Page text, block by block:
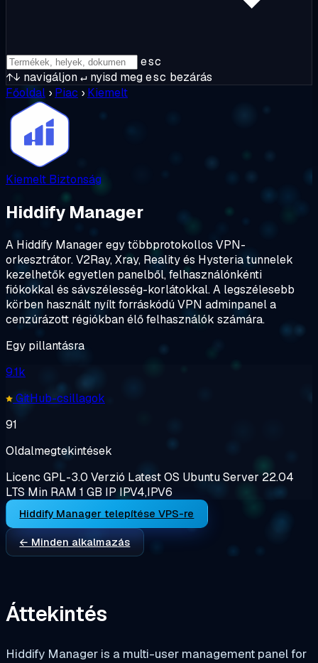
esc
↑↓ navigáljon↵ nyisd megesc bezárás
Főoldal › Piac › Kiemelt
Kiemelt Biztonság
Hiddify Manager
A Hiddify Manager egy többprotokollos VPN-
orkesztrátor. V2Ray, Xray, Reality és Hysteria tunnelek
kezelhetők egyetlen panelből, felhasználónkénti
fiókokkal és sávszélesség-korlátokkal. A legszélesebb
körben használt nyílt forráskódú VPN adminpanel a
cenzúrázott régiókban élő felhasználók számára.
Egy pillantásra
9.1k
GitHub-csillagok
91
Oldalmegtekintések
Licenc GPL-3.0 Verzió LatestOS Ubuntu Server 22.04
LTS Min RAM 1 GB IP IPV4,IPV6
Hiddify Manager telepítése VPS-re
← Minden alkalmazás
Áttekintés
Hiddify Manager is a multi-user management panel for